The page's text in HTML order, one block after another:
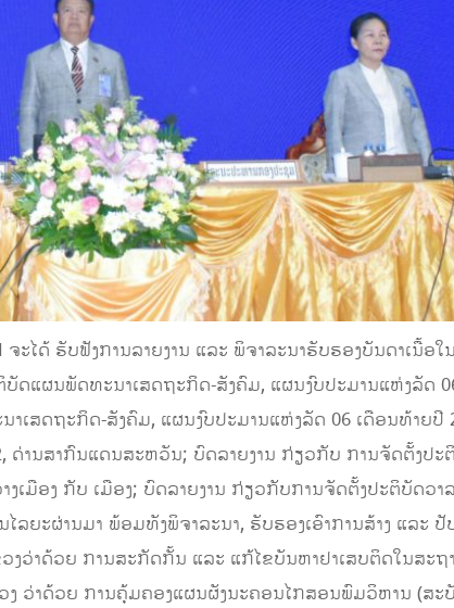
ໄດ້ ຮັບຟັງການລາຍງານ ແລະ ພິຈາລະນາຮັບຮອງບັນດາເນື້ອ
ບັດແຜນພັດທະນາເສດຖະກິດ-ສັງຄົມ, ແຜນງົບປະມານແຫ່ງລັດ
ສດຖະກິດ-ສັງຄົມ, ແຜນງົບປະມານແຫ່ງລັດ 06 ເດືອນທ້າຍປີ
ານສາກົນແດນສະຫວັນ; ບົດລາຍງານ ກ່ຽວກັບ ການຈັດຕັ້ງປະ
ມືອງ ກັບ ເມືອງ; ບົດລາຍງານ ກ່ຽວກັບການຈັດຕັ້ງປະຕິບັດວາ
ະຜ່ານມາ ພ້ອມທັງພິຈາລະນາ, ຮັບຮອງເອົາການສ້າງ ແລະ ປັ
ງວ່າດ້ວຍ ການສະກັດກັ້ນ ແລະ ແກ້ໄຂບັນຫາຢາເສບຕິດໃນສະ
ວ່າດ້ວຍ ການຄຸ້ມຄອງແຜນຜັງນະຄອນໄກສອນພົມວິຫານ (ສະ